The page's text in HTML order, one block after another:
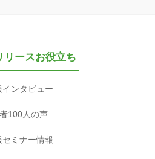
リースお役立ち
インタビュー
100人の声
セミナー情報